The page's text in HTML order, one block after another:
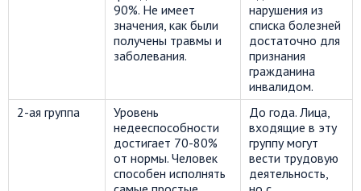
90%. Не имеет
значения, как были
получены травмы и
заболевания.
нарушения из
списка болезней
достаточно для
признания
гражданина
инвалидом.
2-ая группа
Уровень
недееспособности
достигает 70-80%
от нормы. Человек
способен исполнять
До года. Лица,
входящие в эту
группу могут
вести трудовую
деятельность,